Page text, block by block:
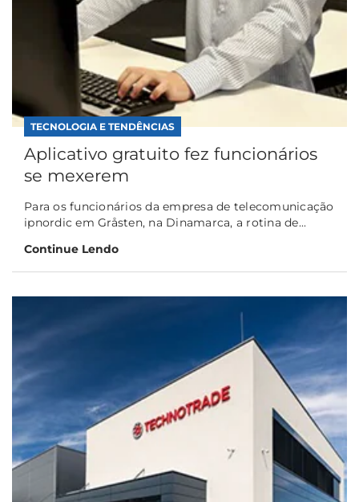
TECNOLOGIA E TENDÊNCIAS
Aplicativo gratuito fez funcionários
se mexerem
Para os funcionários da empresa de telecomunicação
ipnordic em Gråsten, na Dinamarca, a rotina de...
Continue Lendo